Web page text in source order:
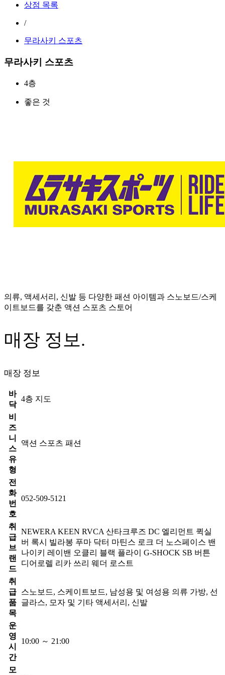
상점 목록
/
무라사키 스포츠
무라사키 스포츠
4층
좋은 것
의류, 액세서리, 신발 등 다양한 패션 아이템과 스노보드/스케
이트보드를 갖춘 액션 스포츠 스토어
매장 정보.
매장 정보
바
닥
4층 지도
비
즈
니
스
유
형
액션 스포츠 패션
전
화
번
호
052-509-5121
취
급
브
랜
드
NEWERA KEEN RVCA 산타크루즈 DC 엘리먼트 퀵실
버 록시 빌라봉 푸마 닥터 마틴스 로크 더 노스페이스 밴
나이키 레이밴 오클리 블랙 플라이 G-SHOCK SB 버튼
디어로렐 리카 쓰리 웨더 로스트
취
급
품
목
스노보드, 스케이트보드, 남성용 및 여성용 의류 가방, 선
글라스, 모자 및 기타 액세서리, 신발
운
영
시
간
10:00 ～ 21:00
모